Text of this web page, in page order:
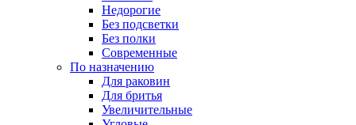
Недорогие
Без подсветки
Без полки
Современные
По назначению
Для раковин
Для бритья
Увеличительные